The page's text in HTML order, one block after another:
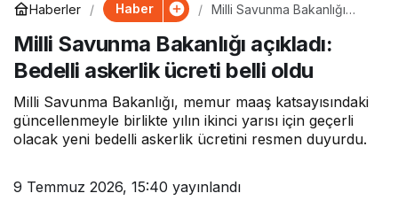
Haberler Haber
Milli Savunma Bakanlığı
ücreti belli oldu
Milli Savunma Bakanlığı açıkladı:
Bedelli askerlik ücreti belli oldu
Milli Savunma Bakanlığı, memur maaş katsayısındaki
güncellenmeyle birlikte yılın ikinci yarısı için geçerli
olacak yeni bedelli askerlik ücretini resmen duyurdu.
9 Temmuz 2026, 15:40 yayınlandı